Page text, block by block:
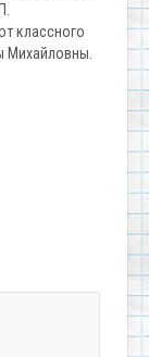
классного
Михайловны.